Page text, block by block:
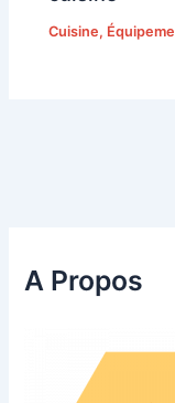
Cuisine,
A Propos